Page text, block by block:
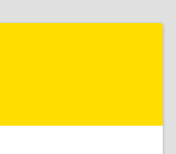
Белореченский р-